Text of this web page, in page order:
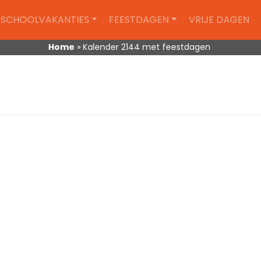
SCHOOLVAKANTIES FEESTDAGEN VRIJE DAGEN
Home » Kalender 2144 met feestdagen